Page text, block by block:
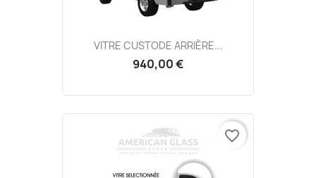
VITRE CUSTODE ARRIÈRE...
940,00 €
favorite_border